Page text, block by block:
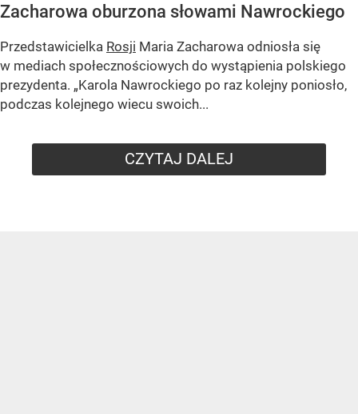
Zacharowa oburzona słowami Nawrockiego
Przedstawicielka Rosji Maria Zacharowa odniosła się
w mediach społecznościowych do wystąpienia polskiego
prezydenta. „Karola Nawrockiego po raz kolejny poniosło,
podczas kolejnego wiecu swoich...
CZYTAJ DALEJ